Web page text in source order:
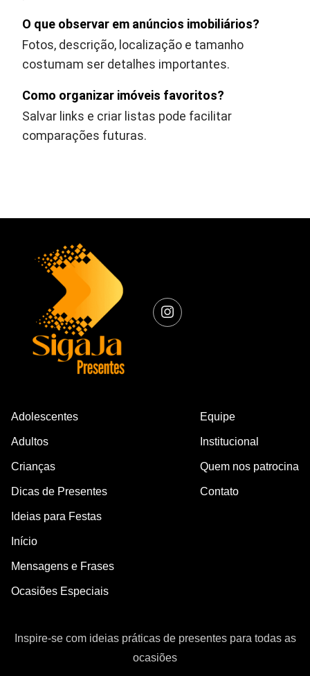
O que observar em anúncios imobiliários?
Fotos, descrição, localização e tamanho
costumam ser detalhes importantes.
Como organizar imóveis favoritos?
Salvar links e criar listas pode facilitar
comparações futuras.
Adolescentes
Adultos
Crianças
Dicas de Presentes
Ideias para Festas
Início
Mensagens e Frases
Ocasiões Especiais
Equipe
Institucional
Quem nos patrocina
Contato
Inspire-se com ideias práticas de presentes para todas as
ocasiões